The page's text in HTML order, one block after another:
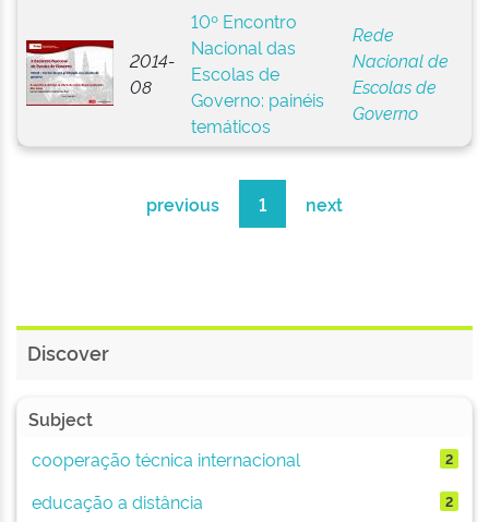
2014-
08
10º Encontro
Nacional das
Escolas de
Governo: painéis
temáticos
Rede
Nacional de
Escolas de
Governo
previous 1 next
Discover
Subject
cooperação técnica internacional
2
educação a distância 2